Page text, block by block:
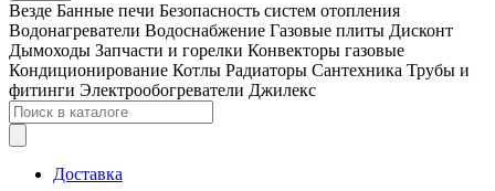
Везде Банные печи Безопасность систем отопления
Водонагреватели Водоснабжение Газовые плиты Дисконт
Дымоходы Запчасти и горелки Конвекторы газовые
Кондиционирование Котлы Радиаторы Сантехника Трубы и
фитинги Электрообогреватели Джилекс
Доставка